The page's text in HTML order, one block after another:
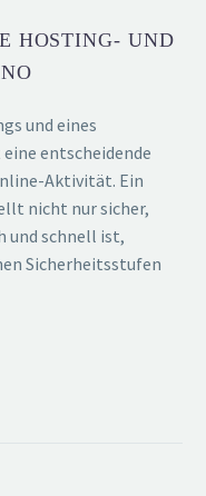
HOSTING- UND
und eines
entscheidende
Aktivität. Ein
nicht nur sicher,
und schnell ist,
Sicherheitsstufen